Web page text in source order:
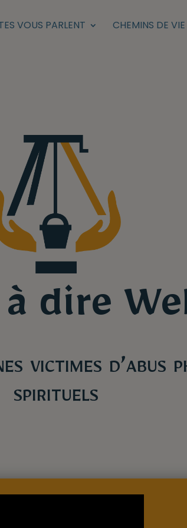
VOUS PARLENT CHEMINS DE VIE
à dire
victimes d’abus
spirituels